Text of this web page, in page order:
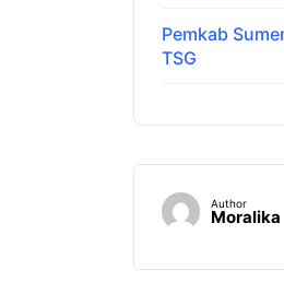
Pemkab
TSG
Author
Moralika